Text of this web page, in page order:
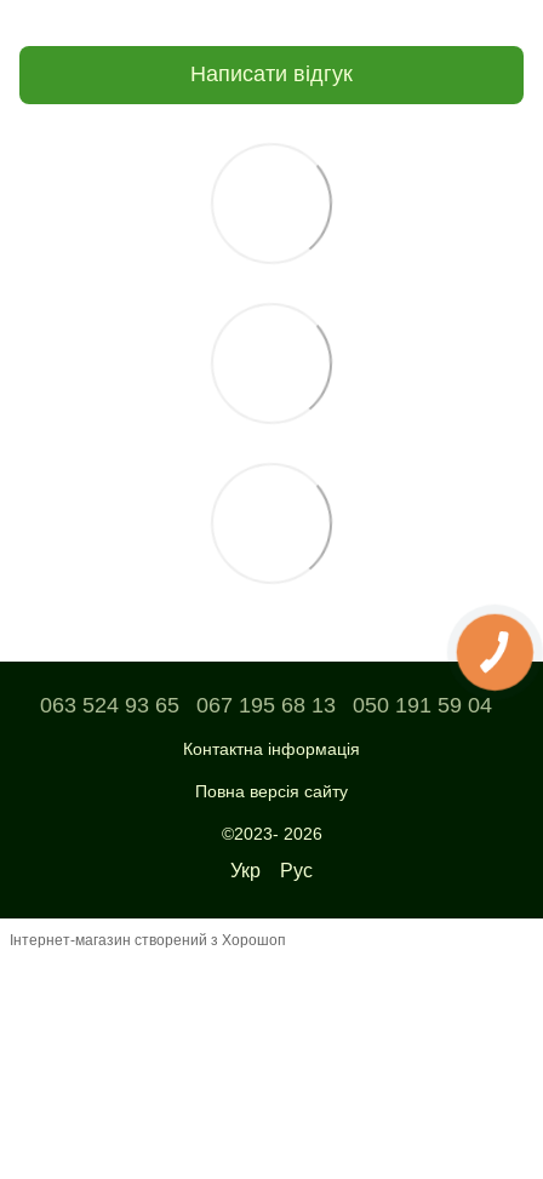
Написати відгук
063 524 93 65 067 195 68 13 050 191 59 04
Контактна інформація
Повна версія сайту
©2023- 2026
Укр Рус
Інтернет-магазин створений з Хорошоп